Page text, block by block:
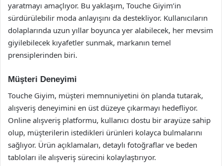
yaratmayı amaçlıyor. Bu yaklaşım, Touche Giyim’in
sürdürülebilir moda anlayışını da destekliyor. Kullanıcıların
dolaplarında uzun yıllar boyunca yer alabilecek, her mevsim
giyilebilecek kıyafetler sunmak, markanın temel
prensiplerinden biri.
Müşteri Deneyimi
Touche Giyim, müşteri memnuniyetini ön planda tutarak,
alışveriş deneyimini en üst düzeye çıkarmayı hedefliyor.
Online alışveriş platformu, kullanıcı dostu bir arayüze sahip
olup, müşterilerin istedikleri ürünleri kolayca bulmalarını
sağlıyor. Ürün açıklamaları, detaylı fotoğraflar ve beden
tabloları ile alışveriş sürecini kolaylaştırıyor.